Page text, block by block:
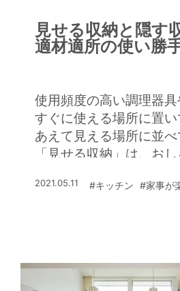
見せる収納と隠す
適材適所の使い勝
使用頻度の高い調理器具
すぐに使える場所に置い
あえて見える場所に並べ
「見せる収納」は、お
2021.05.11 #キッチン #家事が